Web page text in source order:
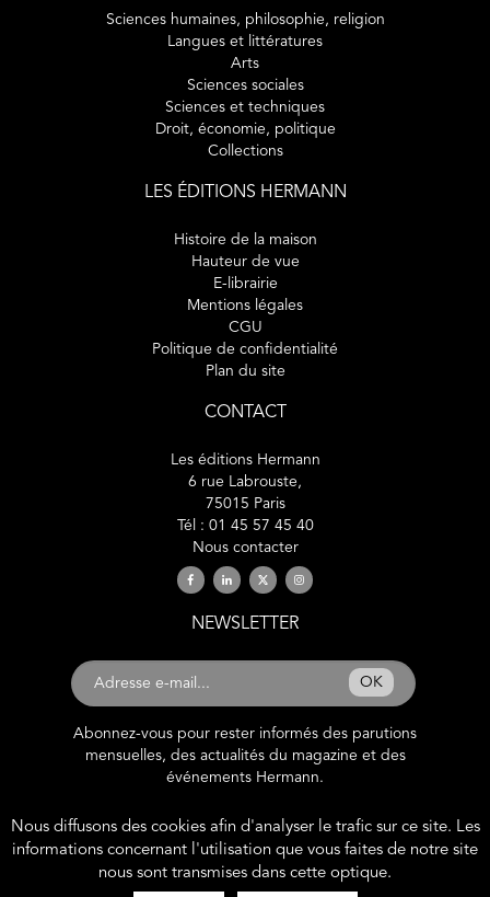
Sciences humaines, philosophie, religion
Langues et littératures
Arts
Sciences sociales
Sciences et techniques
Droit, économie, politique
Collections
LES ÉDITIONS HERMANN
Histoire de la maison
Hauteur de vue
E-librairie
Mentions légales
CGU
Politique de confidentialité
Plan du site
CONTACT
Les éditions Hermann
6 rue Labrouste,
75015 Paris
Tél : 01 45 57 45 40
Nous contacter
NEWSLETTER
OK
Abonnez-vous pour rester informés des parutions
mensuelles, des actualités du magazine et des
événements Hermann.
2019 © éditions Hermann. Tous droits
réservés.
Polara Studio
Nous diffusons des cookies afin d'analyser le trafic sur ce site. Les
informations concernant l'utilisation que vous faites de notre site
nous sont transmises dans cette optique.